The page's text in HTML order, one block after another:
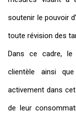
soutenir le pouvoir
toute révision des
Dans ce cadre, le
clientèle ainsi
activement dans
de leur